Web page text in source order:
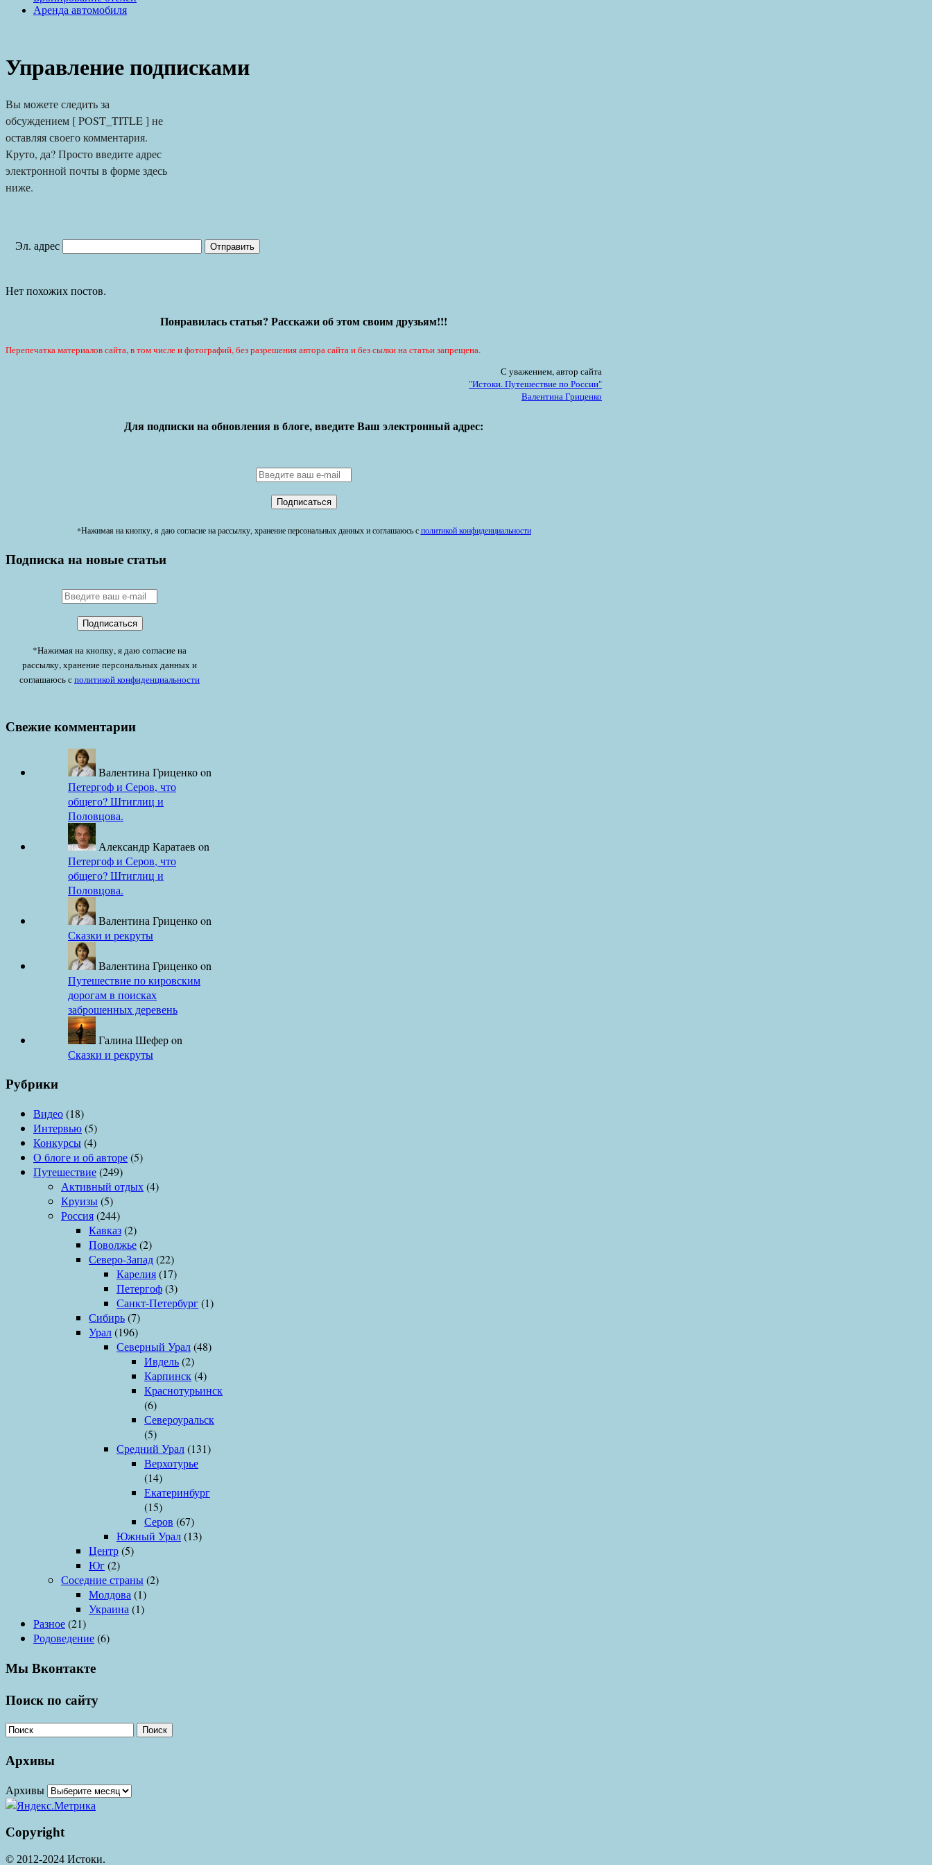
Аренда автомобиля
Управление подписками
Вы можете следить за
обсуждением [ POST_TITLE ] не
оставляя своего комментария.
Круто, да? Просто введите адрес
электронной почты в форме здесь
ниже.
Эл. адрес
Нет похожих постов.
Понравилась статья? Расскажи об этом своим друзьям!!!
Перепечатка материалов сайта, в том числе и фотографий, без разрешения автора сайта и без сылки на статьи запрещена.
С уважением, автор сайта
"Истоки. Путешествие по России"
Валентина Гриценко
Для подписки на обновления в блоге, введите Ваш электронный адрес:
*Нажимая на кнопку, я даю согласие на рассылку, хранение персональных данных и соглашаюсь сполитикой конфиденциальности
Подписка на новые статьи
*Нажимая на кнопку, я даю согласие на
рассылку, хранение персональных данных и
соглашаюсь сполитикой конфиденциальности
Свежие комментарии
Валентина Гриценкоon
Петергоф и Серов, что
общего? Штиглиц и
Половцова.
Александр Каратаев on
Петергоф и Серов, что
общего? Штиглиц и
Половцова.
Валентина Гриценкоon
Сказки и рекруты
Валентина Гриценкоon
Путешествие по кировским
дорогам в поисках
заброшенных деревень
Галина Шеферon
Сказки и рекруты
Рубрики
Видео(18)
Интервью(5)
Конкурсы(4)
О блоге и об авторе(5)
Путешествие(249)
Активный отдых(4)
Круизы(5)
Россия(244)
Кавказ(2)
Поволжье(2)
Северо-Запад(22)
Карелия(17)
Петергоф(3)
Санкт-Петербург(1)
Сибирь(7)
Урал(196)
Северный Урал(48)
Ивдель(2)
Карпинск(4)
Краснотурьинск
(6)
Североуральск
(5)
Средний Урал(131)
Верхотурье
(14)
Екатеринбург
(15)
Серов (67)
Южный Урал(13)
Центр(5)
Юг(2)
Соседние страны(2)
Молдова (1)
Украина (1)
Разное(21)
Родоведение(6)
Мы Вконтакте
Поиск по сайту
Поиск
Архивы
Архивы
Copyright
© 2012-2024 Истоки.